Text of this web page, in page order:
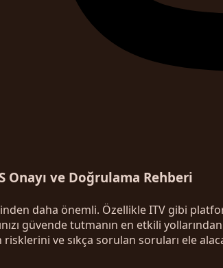
Onayı ve Doğrulama Rehberi
daha önemli. Özellikle ITV gibi
güvende tutmanın en etkili
ve sıkça sorulan soruları ele